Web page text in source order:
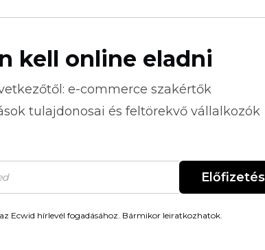
kell online eladni
e-commerce szakértők
tulajdonosai és feltörekvő vállalkozók
Előfizetés
Ecwid hírlevél fogadásához. Bármikor leiratkozhatok.